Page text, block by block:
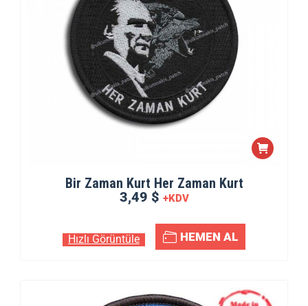
Bir Zaman Kurt Her Zaman Kurt
3,49 $ +KDV
Hızlı Görüntüle HEMEN AL